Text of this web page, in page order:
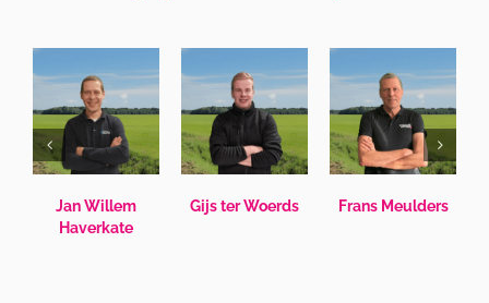
Fieke van
Genugten
Johannes Malda
Isabelle van der